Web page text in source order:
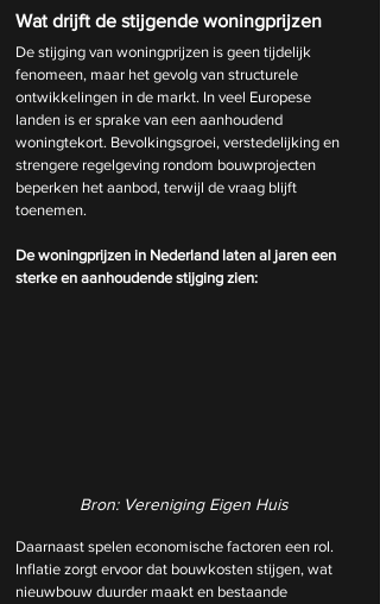
Wat drijft de stijgende woningprijzen
De stijging van woningprijzen is geen tijdelijk
fenomeen, maar het gevolg van structurele
ontwikkelingen in de markt. In veel Europese
landen is er sprake van een aanhoudend
woningtekort. Bevolkingsgroei, verstedelijking en
strengere regelgeving rondom bouwprojecten
beperken het aanbod, terwijl de vraag blijft
toenemen.
De woningprijzen in Nederland laten al jaren een
sterke en aanhoudende stijging zien:
Bron: Vereniging Eigen Huis
Daarnaast spelen economische factoren een rol.
Inflatie zorgt ervoor dat bouwkosten stijgen, wat
nieuwbouw duurder maakt en bestaande